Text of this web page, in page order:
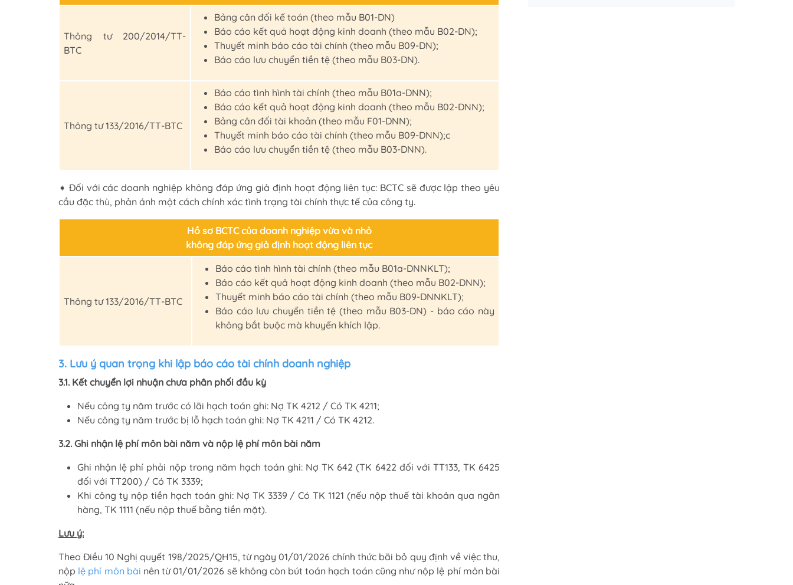
Thông tư 200/2014/TT-
BTC
Bảng cân đối kế toán (theo mẫu B01-DN)
Báo cáo kết quả hoạt động kinh doanh (theo mẫu B02-DN);
Thuyết minh báo cáo tài chính (theo mẫu B09-DN);
Báo cáo lưu chuyển tiền tệ (theo mẫu B03-DN).
Thông tư 133/2016/TT-BTC
Báo cáo tình hình tài chính (theo mẫu B01a-DNN);
Báo cáo kết quả hoạt động kinh doanh (theo mẫu B02-DNN);
Bảng cân đối tài khoản (theo mẫu F01-DNN);
Thuyết minh báo cáo tài chính (theo mẫu B09-DNN);c
Báo cáo lưu chuyển tiền tệ (theo mẫu B03-DNN).
➧ Đối với các doanh nghiệp không đáp ứng giả định hoạt động liên tục: BCTC sẽ được lập theo yêu
cầu đặc thù, phản ánh một cách chính xác tình trạng tài chính thực tế của công ty.
Hồ sơ BCTC của doanh nghiệp vừa và nhỏ
không đáp ứng giả định hoạt động liên tục
Thông tư 133/2016/TT-BTC
Báo cáo tình hình tài chính (theo mẫu B01a-DNNKLT);
Báo cáo kết quả hoạt động kinh doanh (theo mẫu B02-DNN);
Thuyết minh báo cáo tài chính (theo mẫu B09-DNNKLT);
Báo cáo lưu chuyển tiền tệ (theo mẫu B03-DN) - báo cáo này
không bắt buộc mà khuyến khích lập.
3. Lưu ý quan trọng khi lập báo cáo tài chính doanh nghiệp
3.1. Kết chuyển lợi nhuận chưa phân phối đầu kỳ
Nếu công ty năm trước có lãi hạch toán ghi: Nợ TK 4212 / Có TK 4211;
Nếu công ty năm trước bị lỗ hạch toán ghi: Nợ TK 4211 / Có TK 4212.
3.2. Ghi nhận lệ phí môn bài năm và nộp lệ phí môn bài năm
Ghi nhận lệ phí phải nộp trong năm hạch toán ghi: Nợ TK 642 (TK 6422 đối với TT133, TK 6425
đối với TT200) / Có TK 3339;
Khi công ty nộp tiền hạch toán ghi: Nợ TK 3339 / Có TK 1121 (nếu nộp thuế tài khoản qua ngân
hàng, TK 1111 (nếu nộp thuế bằng tiền mặt).
Lưu ý:
Theo Điều 10 Nghị quyết 198/2025/QH15, từ ngày 01/01/2026 chính thức bãi bỏ quy định về việc thu,
nộp lệ phí môn bài nên từ 01/01/2026 sẽ không còn bút toán hạch toán cũng như nộp lệ phí môn bài